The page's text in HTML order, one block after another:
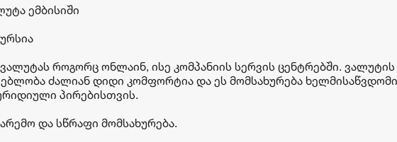
ემბისიში
როგორც ონლაინ, ისე კომპანიის სერვის ცენტრებში. ვალუტის
ძალიან დიდი კომფორტია და ეს მომსახურება
პირებისთვის.
და სწრაფი მომსახურება.